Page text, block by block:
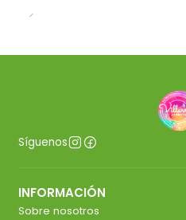
Síguenos
INFORMACIÓN
Sobre nosotros